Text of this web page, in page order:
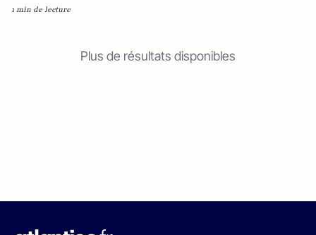
1 min de lecture
Plus de résultats disponibles